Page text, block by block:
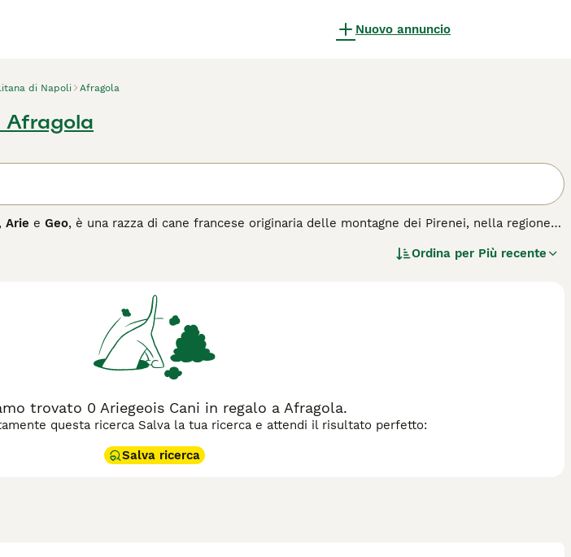
Nuovo annuncio
di Napoli Afragola
Afragola
, Arie e Geo, è una razza di cane francese originaria delle montagne dei Pirenei, nella regione
bianco con mantello nero e punte di colore marrone chiaro. Di taglia media,
e indipendente. Ideale per chi conduce una vita all'aria aperta e ha esperienza con cani
intenso e spazi ampi per muoversi. Non è consigliato per chi abita in appartamento o
e il bisogno di stimoli. Grazie al suo carattere leale e al legame con la famiglia, è
vivace e la sua tendenza a ululare durante le attività di caccia.
Ordina per Più recente
trovato 0 Ariegeois Cani in regalo a Afragola.
questa ricerca Salva la tua ricerca e attendi il risultato perfetto:
Salva ricerca